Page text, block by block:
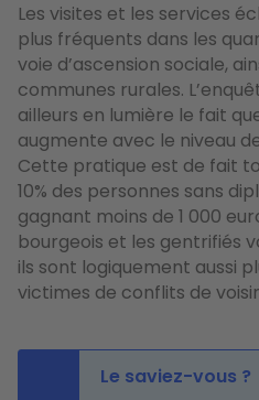
Les visites et les services
plus fréquents dans les
voie d’ascension sociale,
communes rurales.
ailleurs en lumière le fait
augmente avec le niveau
Cette pratique est de fait
10% des personnes sans
gagnant moins de 1 000
bourgeois et les gentrifiés
ils sont logiquement aussi
victimes de conflits de
Le saviez-vous ?